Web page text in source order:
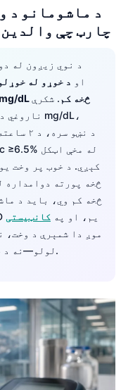
د ماشومانو د
چارټ چې
د نوي زیږون له
او
ساعته وروسته ګلوکوز له 140 mg/dL څخه کم. شکرې
زنګ ووهي. زه توماس کلاین، MD یم، او په کانټیستی
لولو—نه د جلا جلا بیړنیو زنګونو په توګه.